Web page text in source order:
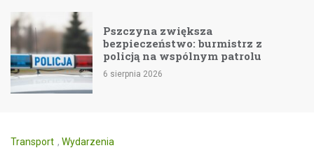
Pszczyna zwiększa
bezpieczeństwo: burmistrz z
policją na wspólnym patrolu
6 sierpnia 2026
Transport , Wydarzenia